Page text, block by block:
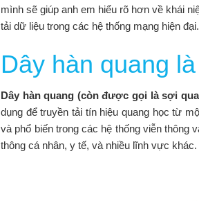
mình sẽ giúp anh em hiểu rõ hơn về khái
tải dữ liệu trong các hệ thống mạng hiện đại.
Dây hàn quang
Dây hàn quang (còn được gọi là sợi
dụng để truyền tải tín hiệu quang học từ
và phổ biến trong các hệ thống viễn thông
thông cá nhân, y tế, và nhiều lĩnh vực khác.